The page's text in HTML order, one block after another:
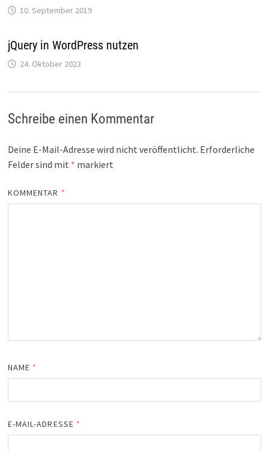
10. September 2019
jQuery in WordPress nutzen
24. Oktober 2023
Schreibe einen Kommentar
Deine E-Mail-Adresse wird nicht veröffentlicht. Erforderliche
Felder sind mit * markiert
KOMMENTAR *
NAME *
E-MAIL-ADRESSE *